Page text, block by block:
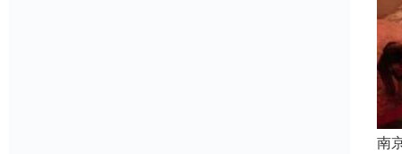
南